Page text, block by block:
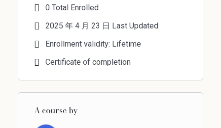
0 Total Enrolled
2025 年 4 月 23 日 Last Updated
Enrollment validity: Lifetime
Certificate of completion
A course by